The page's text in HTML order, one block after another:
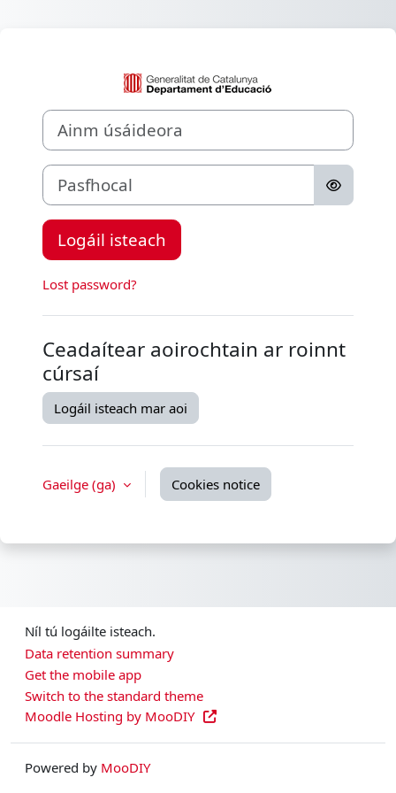
Logáil isteach
Ainm úsáideora
Pasfhocal
Logáil isteach
Lost password?
Ceadaítear aoirochtain ar roinnt
cúrsaí
Logáil isteach mar aoi
Gaeilge ‎(ga)‎ Cookies notice
Níl tú logáilte isteach.
Data retention summary
Get the mobile app
Switch to the standard theme
Moodle Hosting by MooDIY
Powered by MooDIY